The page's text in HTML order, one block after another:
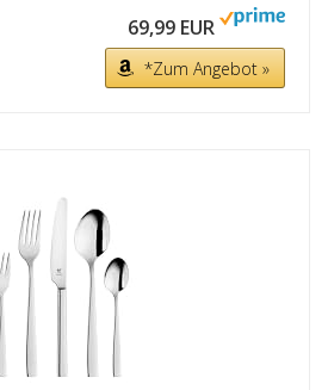
69,99 EUR
*Zum Angebot »